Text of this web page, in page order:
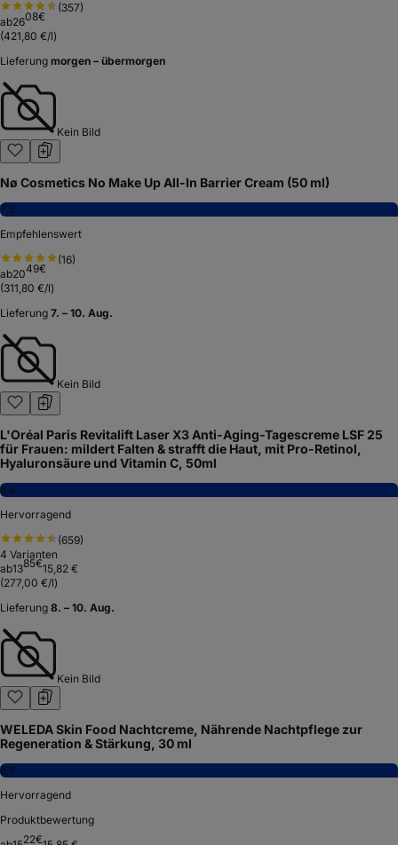
(357)
ab2608€
(421,80 €/l)
Lieferung morgen – übermorgen
Kein Bild
Nø Cosmetics No Make Up All-In Barrier Cream (50 ml)
7,5
Empfehlenswert
(16)
ab2049€
(311,80 €/l)
Lieferung 7. – 10. Aug.
Kein Bild
L'Oréal Paris Revitalift Laser X3 Anti-Aging-Tagescreme LSF 25
für Frauen: mildert Falten & strafft die Haut, mit Pro-Retinol,
Hyaluronsäure und Vitamin C, 50ml
8,4
Hervorragend
(659)
4 Varianten
ab1385€15,82 €
(277,00 €/l)
Lieferung 8. – 10. Aug.
Kein Bild
WELEDA Skin Food Nachtcreme, Nährende Nachtpflege zur
Regeneration & Stärkung, 30 ml
8,8
Hervorragend
Produktbewertung
22€